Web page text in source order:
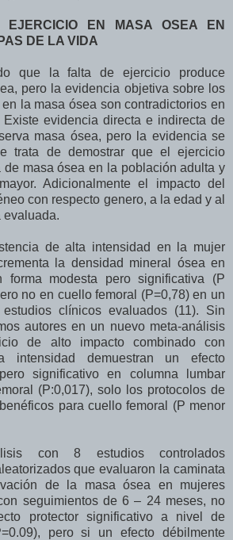
EJERCICIO EN MASA OSEA EN
DE LA VIDA
que la falta de ejercicio produce
pero la evidencia objetiva sobre los
la masa ósea son contradictorios en
Existe evidencia directa e indirecta de
masa ósea, pero la evidencia se
trata de demostrar que el ejercicio
de masa ósea en la población adulta y
Adicionalmente el impacto del
con respecto genero, a la edad y al
evaluada.
de alta intensidad en la mujer
la densidad mineral ósea en
forma modesta pero significativa (P
no en cuello femoral (P=0,78) en un
clínicos evaluados (11). Sin
autores en un nuevo meta-análisis
de alto impacto combinado con
intensidad demuestran un efecto
significativo en columna lumbar
(P:0,017), solo los protocolos de
para cuello femoral (P menor
con 8 estudios controlados
que evaluaron la caminata
de la masa ósea en mujeres
seguimientos de 6 – 24 meses, no
protector significativo a nivel de
pero si un efecto débilmente